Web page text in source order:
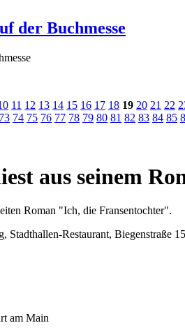
der Buchmesse
11 12 13 14 15 16 17 18 19 20 21 22
73 74 75 76 77 78 79 80 81 82 83 84 85
aus seinem
Roman "Ich, die Fransentochter".
Restaurant, Biegenstraße 15
am Main